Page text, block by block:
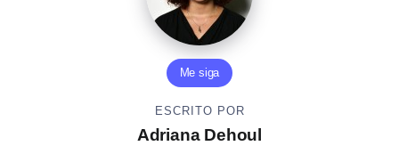
Me siga
ESCRITO POR
Adriana Dehoul